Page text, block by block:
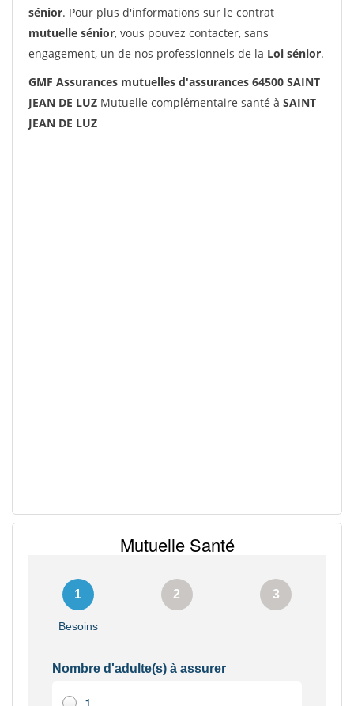
sénior. Pour plus d'informations sur le contrat
mutuelle sénior, vous pouvez contacter, sans
engagement, un de nos professionnels de la Loi sénior.
GMF Assurances mutuelles d'assurances 64500 SAINT
JEAN DE LUZ Mutuelle complémentaire santé à SAINT
JEAN DE LUZ